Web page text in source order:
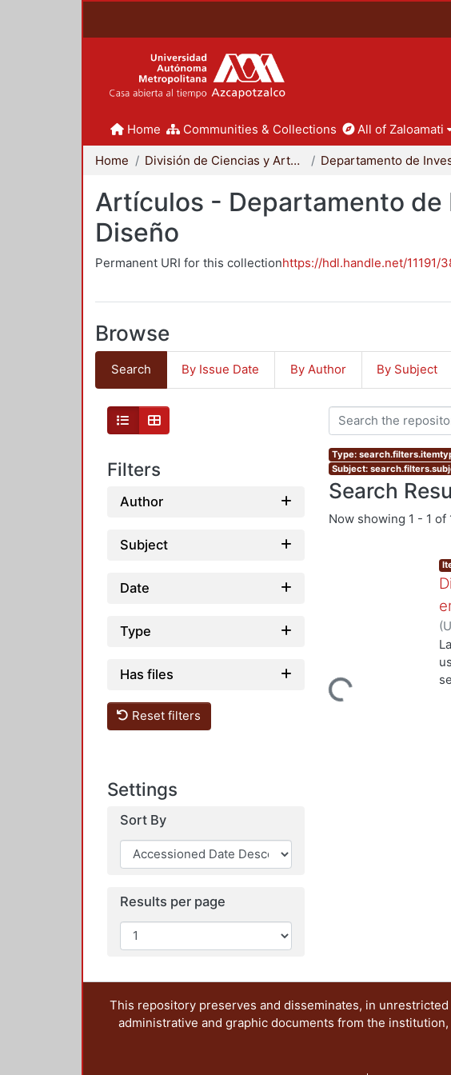
Home Communities & Collections All of Zaloamati
Home División de Ciencias y Artes para el Diseño
Artículos - Departamento
Diseño
Permanent URI for this collectionhttps://hdl.handle.net/11191/
Browse
Search By Issue Date By Author By Subject
Filters
Author
Subject
Date
Type
Has files
Reset filters
Settings
Sort By
Results per page
Type:
Subject:
Search
Now showing 1 - 1 of
Loading...
(
This repository preserves and disseminates, in
administrative and graphic documents from the